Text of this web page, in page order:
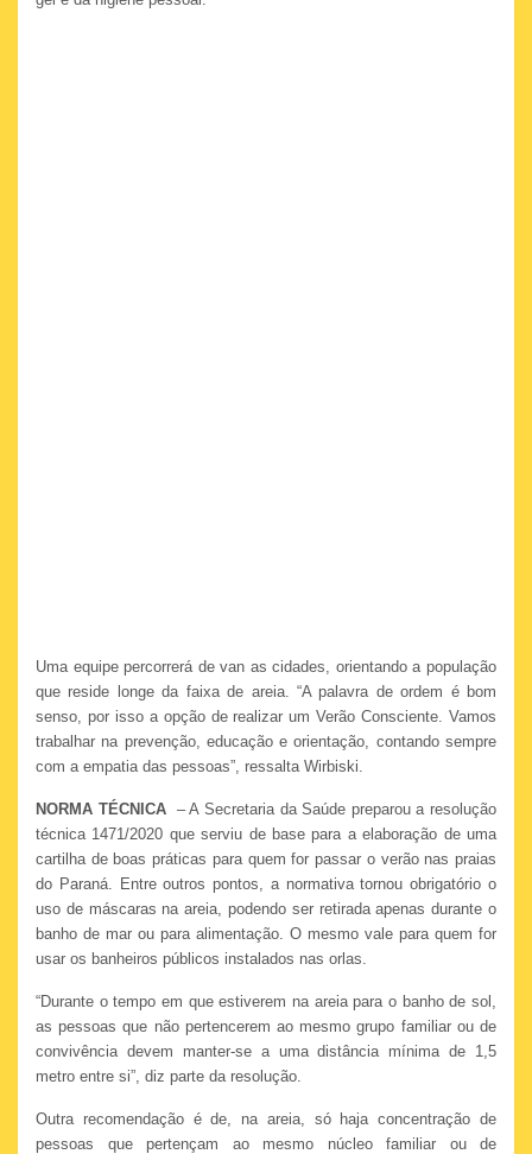
Uma equipe percorrerá de van as cidades, orientando a população
que reside longe da faixa de areia. “A palavra de ordem é bom
senso, por isso a opção de realizar um Verão Consciente. Vamos
trabalhar na prevenção, educação e orientação, contando sempre
com a empatia das pessoas”, ressalta Wirbiski.
NORMA TÉCNICA– A Secretaria da Saúde preparou a resolução
técnica 1471/2020 que serviu de base para a elaboração de uma
cartilha de boas práticas para quem for passar o verão nas praias
do Paraná. Entre outros pontos, a normativa tornou obrigatório o
uso de máscaras na areia, podendo ser retirada apenas durante o
banho de mar ou para alimentação. O mesmo vale para quem for
usar os banheiros públicos instalados nas orlas.
“Durante o tempo em que estiverem na areia para o banho de sol,
as pessoas que não pertencerem ao mesmo grupo familiar ou de
convivência devem manter-se a uma distância mínima de 1,5
metro entre si”, diz parte da resolução.
Outra recomendação é de, na areia, só haja concentração de
pessoas que pertençam ao mesmo núcleo familiar ou de